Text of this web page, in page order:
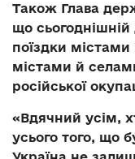
Також Глава
що сьогоднішній
поїздки містами
містами й
російської
«Вдячний усім,
усього того, що